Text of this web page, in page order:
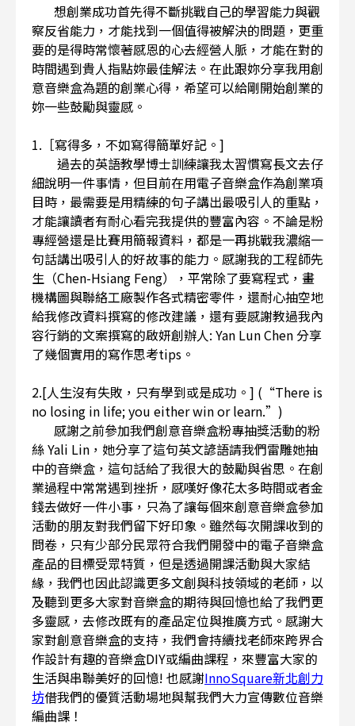
想創業成功首先得不斷挑戰自己的學習能力與觀
察反省能力，才能找到一個值得被解決的問題，更重
要的是得時常懷著感恩的心去經營人脈，才能在對的
時間遇到貴人指點妳最佳解法。在此跟妳分享我用創
意音樂盒為題的創業心得，希望可以給剛開始創業的
妳一些鼓勵與靈感。
1.［寫得多，不如寫得簡單好記。]
過去的英語教學博士訓練讓我太習慣寫長文去仔
細說明一件事情，但目前在用電子音樂盒作為創業項
目時，最需要是用精練的句子講出最吸引人的重點，
才能讓讀者有耐心看完我提供的豐富內容。不論是粉
專經營還是比賽用簡報資料，都是一再挑戰我濃縮一
句話講出吸引人的好故事的能力。感謝我的工程師先
生（Chen-Hsiang Feng），平常除了要寫程式，畫
機構圖與聯絡工廠製作各式精密零件，還耐心抽空地
給我修改資料撰寫的修改建議，還有要感謝教過我內
容行銷的文案撰寫的啟妍創辦人: Yan Lun Chen 分享
了幾個實用的寫作思考tips。
2.[人生沒有失敗，只有學到或是成功。] (“There is
no losing in life; you either win or learn.”)
感謝之前參加我們創意音樂盒粉專抽獎活動的粉
絲 Yali Lin，她分享了這句英文諺語請我們雷雕她抽
中的音樂盒，這句話給了我很大的鼓勵與省思。在創
業過程中常常遇到挫折，感嘆好像花太多時間或者金
錢去做好一件小事，只為了讓每個來創意音樂盒參加
活動的朋友對我們留下好印象。雖然每次開課收到的
問卷，只有少部分民眾符合我們開發中的電子音樂盒
產品的目標受眾特質，但是透過開課活動與大家結
緣，我們也因此認識更多文創與科技領域的老師，以
及聽到更多大家對音樂盒的期待與回憶也給了我們更
多靈感，去修改既有的產品定位與推廣方式。感謝大
家對創意音樂盒的支持，我們會持續找老師來跨界合
作設計有趣的音樂盒DIY或編曲課程，來豐富大家的
生活與串聯美好的回憶! 也感謝InnoSquare新北創力
坊借我們的優質活動場地與幫我們大力宣傳數位音樂
編曲課！